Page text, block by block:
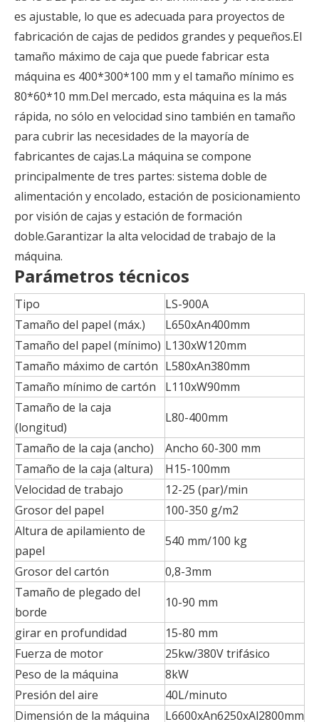
es ajustable, lo que es adecuada para proyectos de
fabricación de cajas de pedidos grandes y pequeños.El
tamaño máximo de caja que puede fabricar esta
máquina es 400*300*100 mm y el tamaño mínimo es
80*60*10 mm.Del mercado, esta máquina es la más
rápida, no sólo en velocidad sino también en tamaño
para cubrir las necesidades de la mayoría de
fabricantes de cajas.La máquina se compone
principalmente de tres partes: sistema doble de
alimentación y encolado, estación de posicionamiento
por visión de cajas y estación de formación
doble.Garantizar la alta velocidad de trabajo de la
máquina.
Parámetros técnicos
Tipo
LS-900A
Tamaño del papel (máx.)
L650xAn400mm
Tamaño del papel (mínimo) L130xW120mm
Tamaño máximo de cartón L580xAn380mm
Tamaño mínimo de cartón
L110xW90mm
Tamaño de la caja
(longitud)
L80-400mm
Tamaño de la caja (ancho)
Ancho 60-300 mm
Tamaño de la caja (altura)
H15-100mm
Velocidad de trabajo
12-25 (par)/min
Grosor del papel
100-350 g/m2
Altura de apilamiento de
papel
540 mm/100 kg
Grosor del cartón
0,8-3mm
Tamaño de plegado del
borde
10-90 mm
girar en profundidad
15-80 mm
Fuerza de motor
25kw/380V trifásico
Peso de la máquina
8kW
Presión del aire
40L/minuto
Dimensión de la máquina
L6600xAn6250xAl2800mm